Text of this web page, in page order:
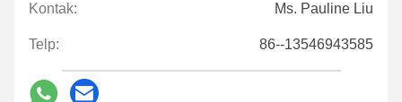
Kontak: Ms. Pauline Liu
Telp: 86--13546943585